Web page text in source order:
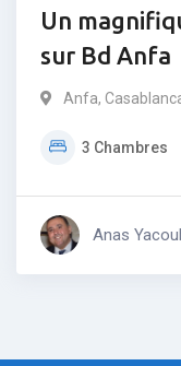
Un
sur Bd Anfa
Anfa,
3 Chambres
Anas